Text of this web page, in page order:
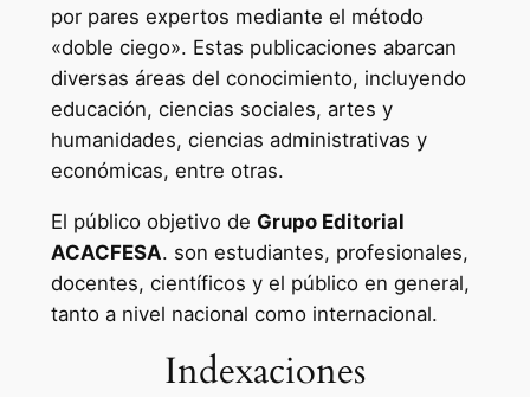
por pares expertos mediante el método
«doble ciego». Estas publicaciones abarcan
diversas áreas del conocimiento, incluyendo
educación, ciencias sociales, artes y
humanidades, ciencias administrativas y
económicas, entre otras.
El público objetivo de Grupo Editorial
ACACFESA. son estudiantes, profesionales,
docentes, científicos y el público en general,
tanto a nivel nacional como internacional.
Indexaciones